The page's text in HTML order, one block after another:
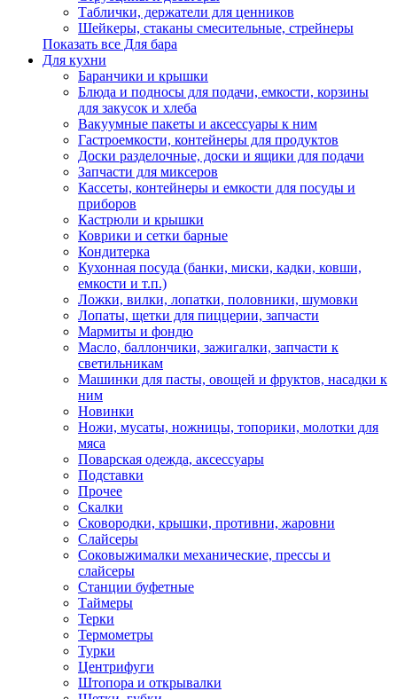
Таблички, держатели для ценников
Шейкеры, стаканы смесительные, стрейнеры
Показать все Для бара
Для кухни
Баранчики и крышки
Блюда и подносы для подачи, емкости, корзины
для закусок и хлеба
Вакуумные пакеты и аксессуары к ним
Гастроемкости, контейнеры для продуктов
Доски разделочные, доски и ящики для подачи
Запчасти для миксеров
Кассеты, контейнеры и емкости для посуды и
приборов
Кастрюли и крышки
Коврики и сетки барные
Кондитерка
Кухонная посуда (банки, миски, кадки, ковши,
емкости и т.п.)
Ложки, вилки, лопатки, половники, шумовки
Лопаты, щетки для пиццерии, запчасти
Мармиты и фондю
Масло, баллончики, зажигалки, запчасти к
светильникам
Машинки для пасты, овощей и фруктов, насадки к
ним
Новинки
Ножи, мусаты, ножницы, топорики, молотки для
мяса
Поварская одежда, аксессуары
Подставки
Прочее
Скалки
Сковородки, крышки, противни, жаровни
Слайсеры
Соковыжималки механические, прессы и
слайсеры
Станции буфетные
Таймеры
Терки
Термометры
Турки
Центрифуги
Штопора и открывалки